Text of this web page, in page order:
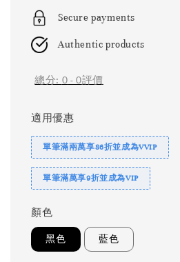
Secure payments
Authentic products
總分: 0 - 0評價
適用優惠
單筆滿兩萬享86折並成為VVIP
單筆滿萬享9折並成為VIP
顏色
黑色 藍色